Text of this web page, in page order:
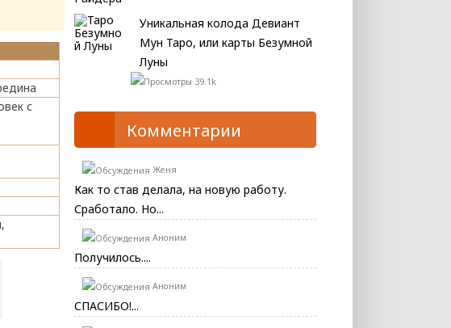
с
Уникальная колода Девиант
Мун Таро, или карты Безумной
Луны
39.1k
Комментарии
Женя
Как то став делала, на новую работу.
Сработало. Но...
Аноним
Получилось....
Аноним
СПАСИБО!...